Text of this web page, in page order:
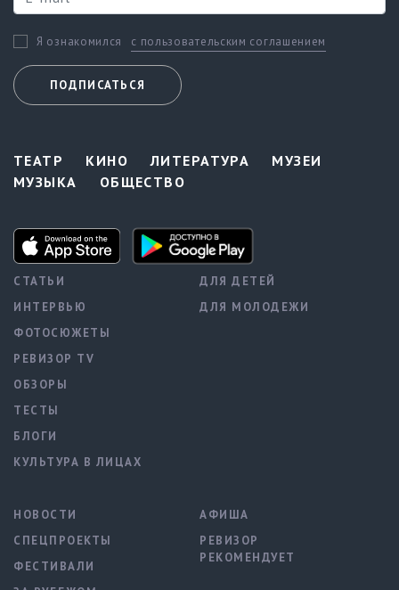
Я ознакомился с пользовательским соглашением
ПОДПИСАТЬСЯ
ТЕАТР КИНО ЛИТЕРАТУРА
МУЗЕИ
МУЗЫКА
ОБЩЕСТВО
СТАТЬИ
ИНТЕРВЬЮ
ФОТОСЮЖЕТЫ
РЕВИЗОР TV
ОБЗОРЫ
ТЕСТЫ
БЛОГИ
КУЛЬТУРА В ЛИЦАХ
ДЛЯ ДЕТЕЙ
ДЛЯ МОЛОДЕЖИ
НОВОСТИ
СПЕЦПРОЕКТЫ
ФЕСТИВАЛИ
АФИША
РЕВИЗОР
РЕКОМЕНДУЕТ